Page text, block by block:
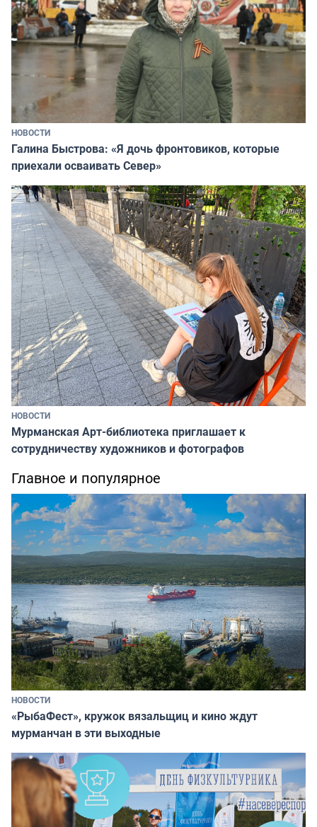
НОВОСТИ
Галина Быстрова: «Я дочь фронтовиков, которые
приехали осваивать Север»
НОВОСТИ
Мурманская Арт-библиотека приглашает к
сотрудничеству художников и фотографов
Главное и популярное
НОВОСТИ
«РыбаФест», кружок вязальщиц и кино ждут
мурманчан в эти выходные